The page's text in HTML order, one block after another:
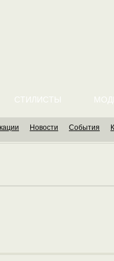
СТИЛИСТЫ
Новости События